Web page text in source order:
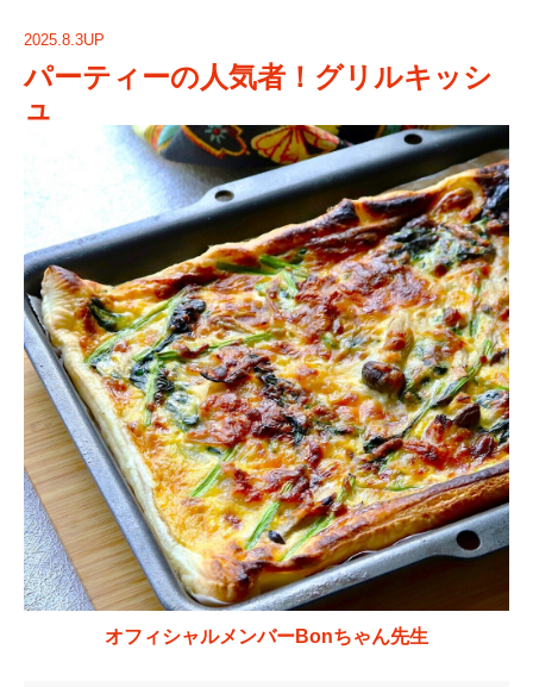
2025.8.3UP
パーティーの人気者！グリルキッシ
ュ
オフィシャルメンバーBonちゃん先生